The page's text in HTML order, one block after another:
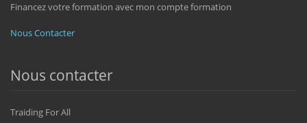
Financez votre formation avec mon compte formation
Nous Contacter
Nous contacter
Traiding For All